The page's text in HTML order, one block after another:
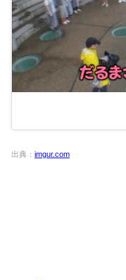
出典： imgur.com